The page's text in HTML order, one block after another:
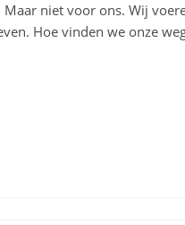
niet voor ons. Wij
Hoe vinden we onze